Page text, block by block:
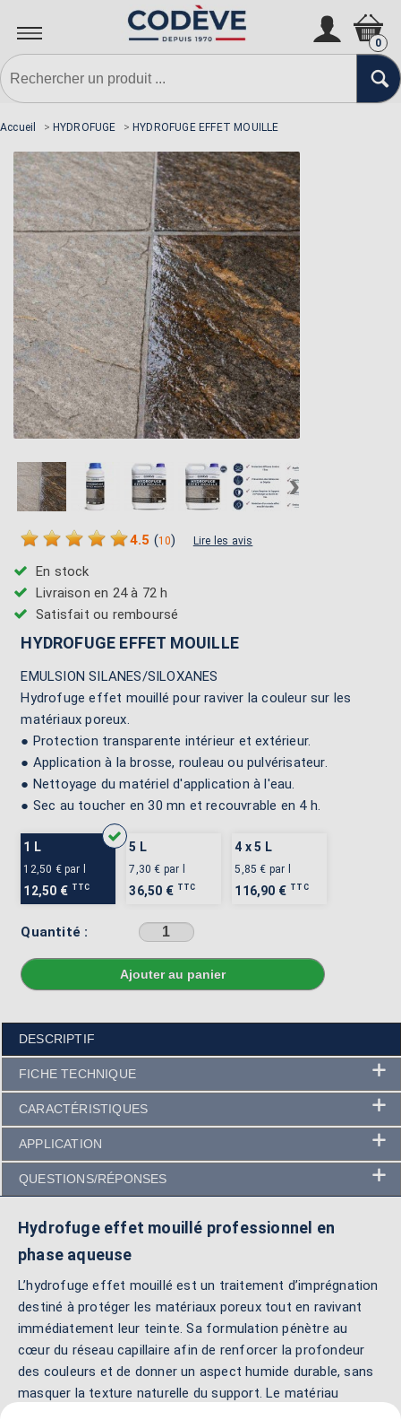
0
Accueil > HYDROFUGE > HYDROFUGE EFFET MOUILLE
›
4.5 (10) Lire les avis
En stock
Livraison en 24 à 72 h
Satisfait ou remboursé
HYDROFUGE EFFET MOUILLE
EMULSION SILANES/SILOXANES
Hydrofuge effet mouillé pour raviver la couleur sur les
matériaux poreux.
● Protection transparente intérieur et extérieur.
● Application à la brosse, rouleau ou pulvérisateur.
● Nettoyage du matériel d'application à l'eau.
● Sec au toucher en 30 mn et recouvrable en 4 h.
1 L
12,50 €par l
12,50 € TTC
5 L
7,30 € par l
36,50 € TTC
4 x 5 L
5,85 € par l
116,90 € TTC
Quantité :
Sélectionner une couleur avant d'ajouter au panier
DESCRIPTIF
FICHE TECHNIQUE
CARACTÉRISTIQUES
APPLICATION
QUESTIONS/RÉPONSES
Hydrofuge effet mouillé professionnel en
phase aqueuse
L’hydrofuge effet mouillé est un traitement d’imprégnation
destiné à protéger les matériaux poreux tout en ravivant
immédiatement leur teinte. Sa formulation pénètre au
cœur du réseau capillaire afin de renforcer la profondeur
des couleurs et de donner un aspect humide durable, sans
masquer la texture naturelle du support. Le matériau